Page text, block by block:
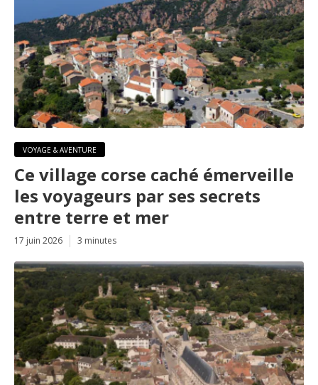
VOYAGE & AVENTURE
Ce village corse caché émerveille
les voyageurs par ses secrets
entre terre et mer
17 juin 2026 3 minutes